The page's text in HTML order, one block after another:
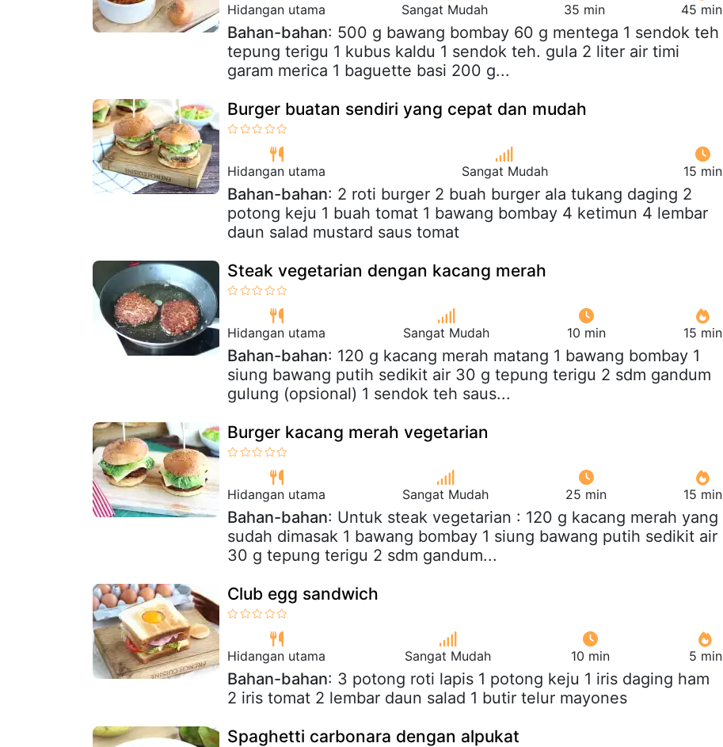
Hidangan utama Sangat Mudah 35 min 45 min
Bahan-bahan: 500 g bawang bombay 60 g mentega 1 sendok teh
tepung terigu 1 kubus kaldu 1 sendok teh. gula 2 liter air timi
garam merica 1 baguette basi 200 g...
Burger buatan sendiri yang cepat dan mudah
Hidangan utama Sangat Mudah 15 min
Bahan-bahan: 2 roti burger 2 buah burger ala tukang daging 2
potong keju 1 buah tomat 1 bawang bombay 4 ketimun 4 lembar
daun salad mustard saus tomat
Steak vegetarian dengan kacang merah
Hidangan utama Sangat Mudah 10 min 15 min
Bahan-bahan: 120 g kacang merah matang 1 bawang bombay 1
siung bawang putih sedikit air 30 g tepung terigu 2 sdm gandum
gulung (opsional) 1 sendok teh saus...
Burger kacang merah vegetarian
Hidangan utama Sangat Mudah 25 min 15 min
Bahan-bahan: Untuk steak vegetarian : 120 g kacang merah yang
sudah dimasak 1 bawang bombay 1 siung bawang putih sedikit air
30 g tepung terigu 2 sdm gandum...
Club egg sandwich
Hidangan utama Sangat Mudah 10 min 5 min
Bahan-bahan: 3 potong roti lapis 1 potong keju 1 iris daging ham
2 iris tomat 2 lembar daun salad 1 butir telur mayones
Spaghetti carbonara dengan alpukat